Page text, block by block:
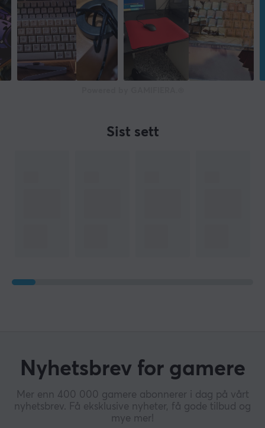
Sist sett
Nyhetsbrev for gamere
Mer enn 400 000 gamere abonnerer i dag på vårt
nyhetsbrev. Få eksklusive nyheter, få gode tilbud og
mye mer!